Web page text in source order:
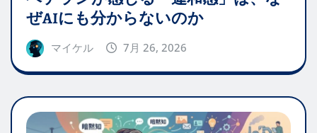
ぜAIにも分からないのか
マイケル 7月 26, 2026